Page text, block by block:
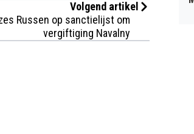
Volgend artikel
Russen op sanctielijst om
vergiftiging Navalny